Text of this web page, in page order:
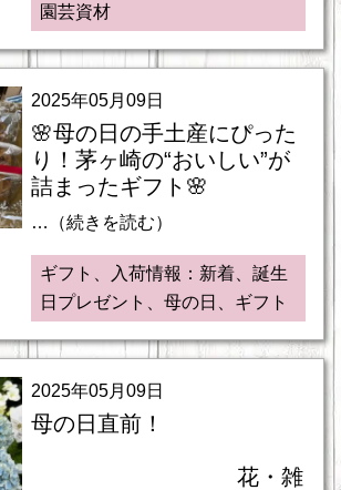
園芸資材
2025年05月09日
🌸母の日の手土産にぴった
り！茅ヶ崎の“おいしい”が
詰まったギフト🌸
…（続きを読む）
ギフト、入荷情報：新着、誕生
日プレゼント、母の日、ギフト
2025年05月09日
母の日直前！
花・雑